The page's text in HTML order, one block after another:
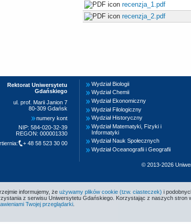
recenzja_1.pdf
recenzja_2.pdf
Rektorat Uniwersytetu
Gdańskiego
ul. prof. Marii Janion 7
80-309 Gdańsk
numery kont
NIP: 584-020-32-39
REGON: 000001330
+ 48 58 523 30 00
Wydział Biologii
Wydział Chemii
Wydział Ekonomiczny
Wydział Filologiczny
Wydział Historyczny
Wydział Matematyki, Fizyki i
Informatyki
Wydział Nauk Społecznych
Wydział Oceanografii i Geografii
© 2013-2026
informujemy, że używamy plików cookie (tzw. ciasteczek) i
z serwisu Uniwersytetu Gdańskiego. Korzystając z naszych stron
Twojej przeglądarki.